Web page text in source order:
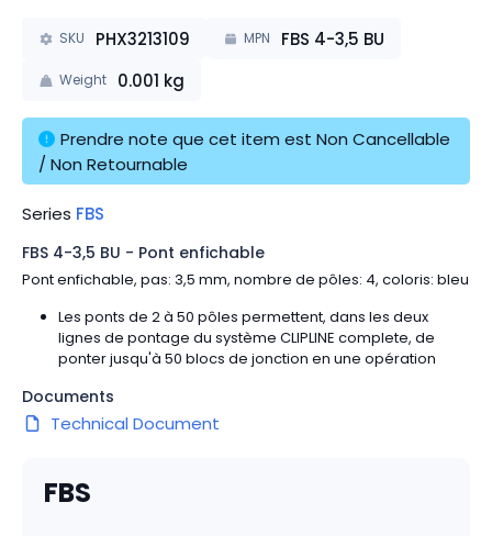
SKU PHX3213109 MPN FBS 4-3,5 BU
Weight 0.001 kg
Prendre note que cet item est Non Cancellable
/ Non Retournable
Series FBS
FBS 4-3,5 BU - Pont enfichable
Pont enfichable, pas: 3,5 mm, nombre de pôles: 4, coloris: bleu
Les ponts de 2 à 50 pôles permettent, dans les deux
lignes de pontage du système CLIPLINE complete, de
ponter jusqu'à 50 blocs de jonction en une opération
Documents
Technical Document
FBS